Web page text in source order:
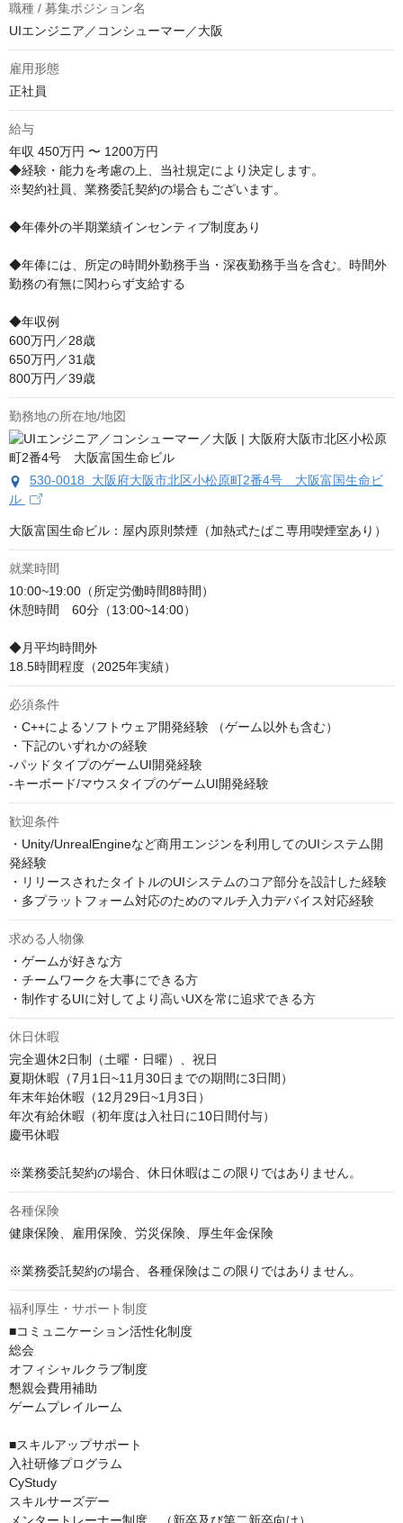
職種 / 募集ポジション名
UIエンジニア／コンシューマー／大阪
雇用形態
正社員
給与
年収 450万円 〜 1200万円
◆経験・能力を考慮の上、当社規定により決定します。
※契約社員、業務委託契約の場合もございます。
◆年俸外の半期業績インセンティブ制度あり
◆年俸には、所定の時間外勤務手当・深夜勤務手当を含む。時間外
勤務の有無に関わらず支給する
◆年収例
600万円／28歳
650万円／31歳
800万円／39歳
勤務地の所在地/地図
530-0018 大阪府大阪市北区小松原町2番4号 大阪富国生命ビ
ル
大阪富国生命ビル：屋内原則禁煙（加熱式たばこ専用喫煙室あり）
就業時間
10:00~19:00（所定労働時間8時間）
休憩時間　60分（13:00~14:00）
◆月平均時間外
18.5時間程度（2025年実績）
必須条件
・C++によるソフトウェア開発経験 （ゲーム以外も含む）
・下記のいずれかの経験
-パッドタイプのゲームUI開発経験
-キーボード/マウスタイプのゲームUI開発経験
歓迎条件
・Unity/UnrealEngineなど商用エンジンを利用してのUIシステム開
発経験
・リリースされたタイトルのUIシステムのコア部分を設計した経験
・多プラットフォーム対応のためのマルチ入力デバイス対応経験
求める人物像
・ゲームが好きな方
・チームワークを大事にできる方
・制作するUIに対してより高いUXを常に追求できる方
休日休暇
完全週休2日制（土曜・日曜）、祝日
夏期休暇（7月1日~11月30日までの期間に3日間）
年末年始休暇（12月29日~1月3日）
年次有給休暇（初年度は入社日に10日間付与）
慶弔休暇
※業務委託契約の場合、休日休暇はこの限りではありません。
各種保険
健康保険、雇用保険、労災保険、厚生年金保険
※業務委託契約の場合、各種保険はこの限りではありません。
福利厚生・サポート制度
■コミュニケーション活性化制度
総会
オフィシャルクラブ制度
懇親会費用補助
ゲームプレイルーム
■スキルアップサポート
入社研修プログラム
CyStudy
スキルサーズデー